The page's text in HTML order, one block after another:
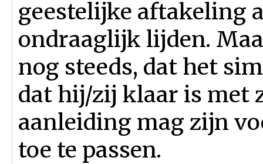
geestelijke aftakeling
ondraaglijk lijden.
nog steeds, dat het
dat hij/zij klaar is met
aanleiding mag zijn
toe te passen.